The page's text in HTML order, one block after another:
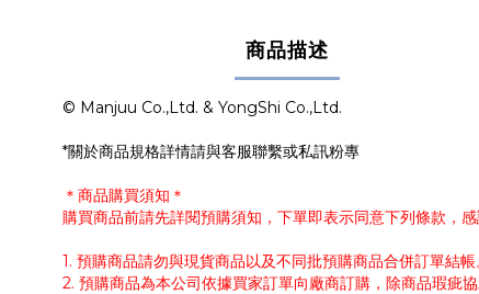
商品描述
© Manjuu Co.,Ltd. & YongShi Co.,Ltd.
*關於商品規格詳情請與客服聯繫或私訊粉專
＊商品購買須知＊
購買商品前請先詳閱預購須知，下單即表示同意下列條款，感
1. 預購商品請勿與現貨商品以及不同批預購商品合併訂單結
2. 預購商品為本公司依據買家訂單向廠商訂購，除商品瑕疵